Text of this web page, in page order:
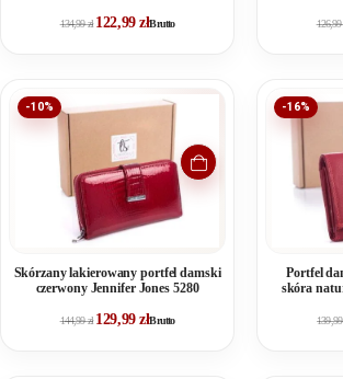
134,99zł 122,99złBrutto 126,99
-10%
Skórzany lakierowany portfel damski
czerwony Jennifer Jones 5280
144,99zł 129,99złBrutto
-16%
Portfel
skóra